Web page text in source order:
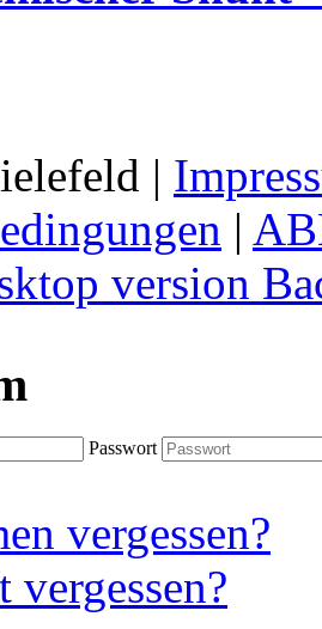
|
|
version
Passwort
vergessen?
vergessen?